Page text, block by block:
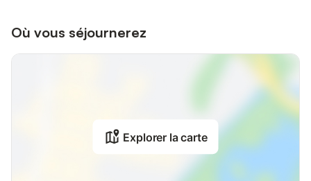
Où vous séjournerez
Explorer la carte